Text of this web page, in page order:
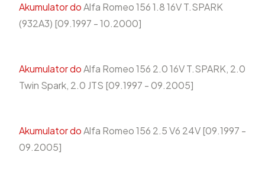
Akumulator doAlfa Romeo 156 1.8 16V T.SPARK
(932A3) [09.1997 - 10.2000]
Akumulator doAlfa Romeo 156 2.0 16V T.SPARK, 2.0
Twin Spark, 2.0 JTS [09.1997 - 09.2005]
Akumulator doAlfa Romeo 156 2.5 V6 24V [09.1997 -
09.2005]